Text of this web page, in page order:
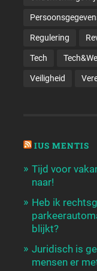
Regulering
Tech
Veiligheid
IUS MENTIS
Tijd voor
naar!
Heb ik
blijkt?
Juridisch is
mensen er